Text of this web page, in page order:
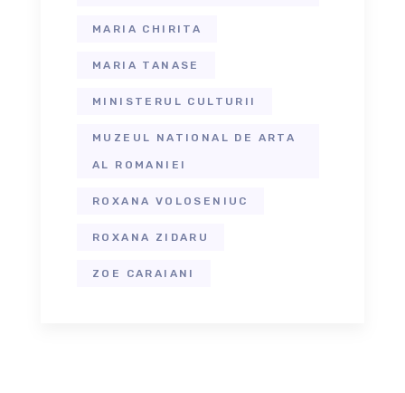
MARIA CHIRITA
MARIA TANASE
MINISTERUL CULTURII
MUZEUL NATIONAL DE ARTA
AL ROMANIEI
ROXANA VOLOSENIUC
ROXANA ZIDARU
ZOE CARAIANI